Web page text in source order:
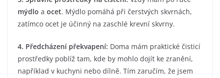
mýdlo a ocet. Mýdlo pomáhá při čerstvých skvrnách,
zatímco ocet je účinný na zaschlé krevní skvrny.
4. Předcházení překvapení: Doma mám praktické čisticí
prostředky poblíž tam, kde by mohlo dojít ke zranění,
například v kuchyni nebo dílně. Tím zaručím, že jsem